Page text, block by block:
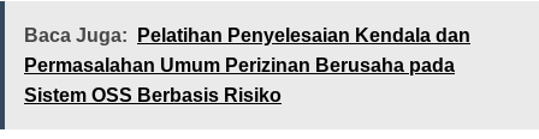
Baca Juga:
Pelatihan Penyelesaian Kendala dan
Permasalahan Umum Perizinan Berusaha pada
Sistem OSS Berbasis Risiko